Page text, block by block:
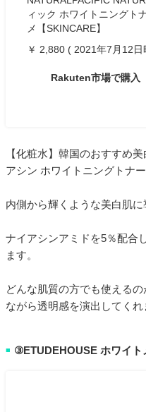
ィック ホワイトニングト
メ【SKINCARE】
￥ 2,880 ( 2021年7月12日
Rakuten市場で購入
【化粧水】韓国のおすすめ
アシン ホワイトニングトナー
内側から輝くような美白肌に
ナイアシンアミドを5％配合
ます。
どんな肌質の方でも使える
ながら透明感を演出してくれ
■ ③ETUDEHOUSE ホワイト